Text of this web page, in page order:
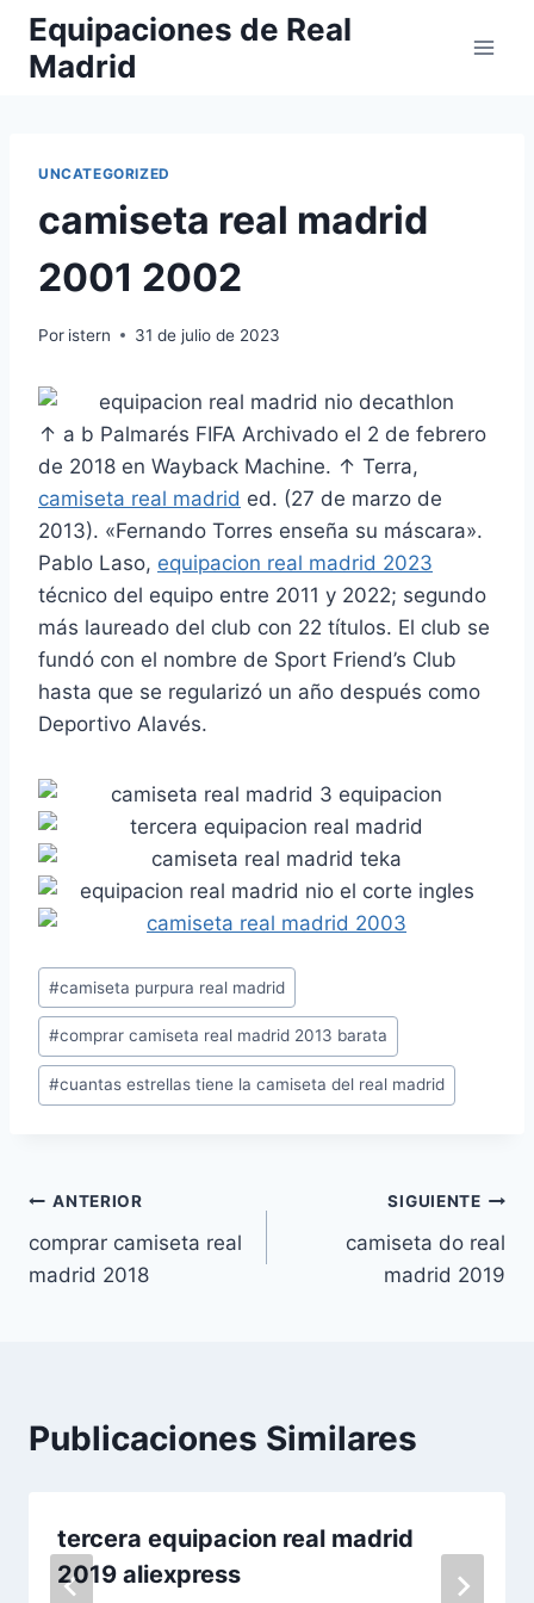
Saltar
contenido
Equipaciones de Real
Madrid
UNCATEGORIZED
camiseta real madrid
2001 2002
Por istern 31 de julio de 2023
↑ a b Palmarés FIFA Archivado el 2 de febrero
de 2018 en Wayback Machine. ↑ Terra,
camiseta real madrid ed. (27 de marzo de
2013). «Fernando Torres enseña su máscara».
Pablo Laso, equipacion real madrid 2023
técnico del equipo entre 2011 y 2022; segundo
más laureado del club con 22 títulos. El club se
fundó con el nombre de Sport Friend’s Club
hasta que se regularizó un año después como
Deportivo Alavés.
Etiquetas
de
la
entrada:
#camiseta purpura real madrid
#comprar camiseta real madrid 2013 barata
#cuantas estrellas tiene la camiseta del real madrid
Navegación
de
ANTERIOR
comprar camiseta real
madrid 2018
SIGUIENTE
camiseta do real
madrid 2019
Publicaciones Similares
tercera equipacion real madrid
2019 aliexpress